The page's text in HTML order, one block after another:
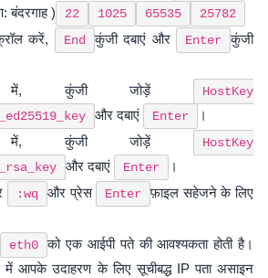
बंदरगाह )
22 1025 65535 25782
करें, End कुंजी दबाएं और Enter
कुंजी
में, कुंजी जोड़ें
HostKey
और दबाएं Enter
।
में, कुंजी जोड़ें
HostKey
और दबाएं Enter
।
:wq और प्रेस Enter
फ़ाइल सहेजने के लिए
eth0 को एक आईपी पते की आवश्यकता होती है।
आपके उदाहरण के लिए सूचीबद्ध IP पता असाइन